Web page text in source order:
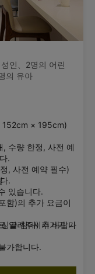
인、2명의 어린
의 유아
152cm × 195cm)
수량 한정, 사전 예
, 사전 예약 필수)
.
.
있습니다.
함)의 추가 요금이
알려주시기 바랍니
가합니다.
글 침대) 추가가 가